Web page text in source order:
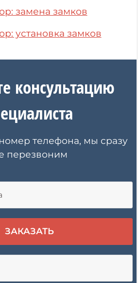
замена замков
установка замков
консультацию
телефона, мы сразу
перезвоним